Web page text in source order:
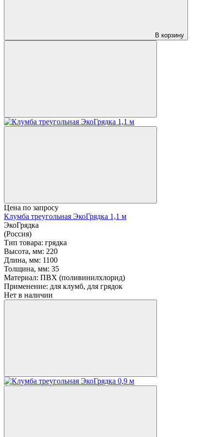
В корзину
Цена по запросу
Клумба треугольная ЭкоГрядка 1,1 м
ЭкоГрядка
(Россия)
Тип товара: грядка
Высота, мм: 220
Длина, мм: 1100
Толщина, мм: 35
Материал: ПВХ (поливинилхлорид)
Применение: для клумб, для грядок
Нет в наличии